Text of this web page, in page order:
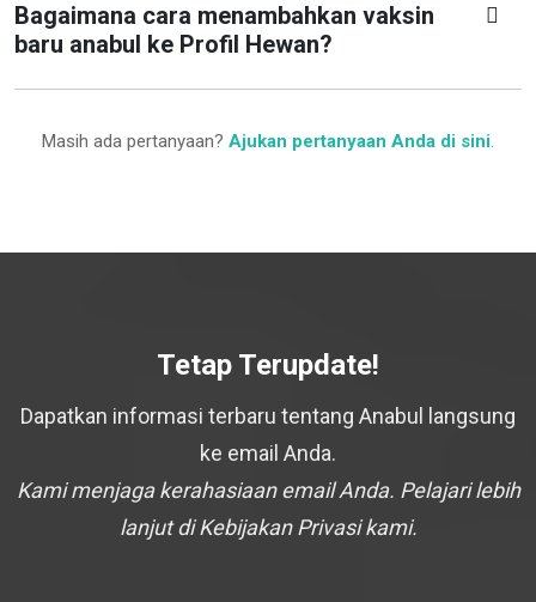
Bagaimana cara menambahkan vaksin
baru anabul ke Profil Hewan?
Masih ada pertanyaan? Ajukan pertanyaan Anda di sini.
Tetap Terupdate!
Dapatkan informasi terbaru tentang Anabul langsung
ke email Anda.
Kami menjaga kerahasiaan email Anda. Pelajari lebih
lanjut di Kebijakan Privasi kami.